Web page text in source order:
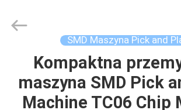
DOM
PRODUKTY
TECHNOLOGY
LIMITED.
SMD Maszyna Pick and
Kompaktna
maszyna SMD Pick
Machine TC06 Chip